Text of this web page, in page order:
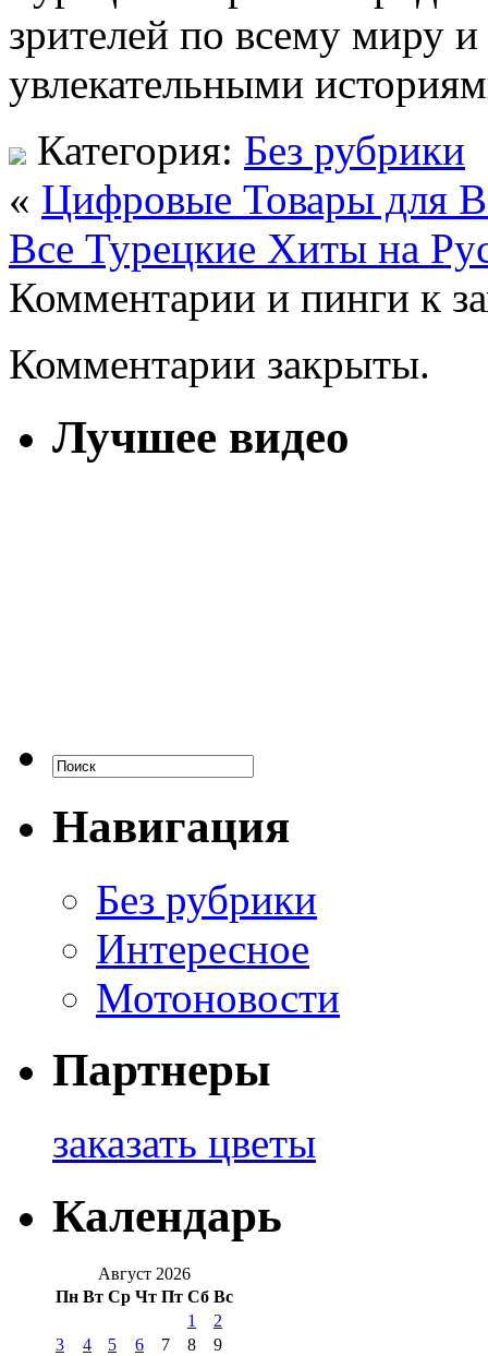
зрителей по всему миру
увлекательными
Категория: Без рубрики
« Цифровые Товары для
Все Турецкие Хиты на
Комментарии и пинги к
Комментарии закрыты.
Лучшее видео
Навигация
Без рубрики
Интересное
Мотоновости
Партнеры
заказать цветы
Календарь
Август 2026
Пн Вт Ср Чт Пт Сб Вс
1
2
3
4 5 6 7 8
9